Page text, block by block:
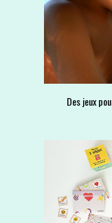
Des jeux